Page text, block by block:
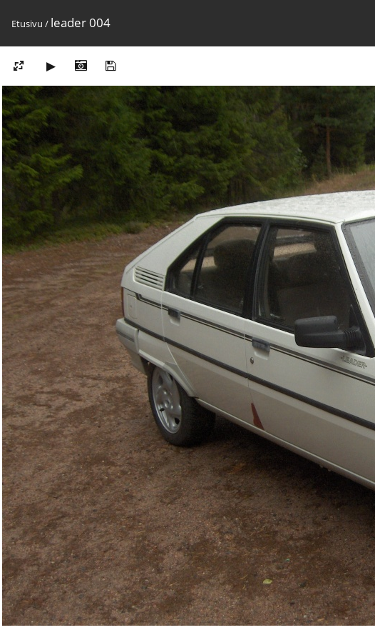
Etusivu / leader 004